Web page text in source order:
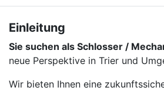
Einleitung
Sie suchen als Schlosser /
neue Perspektive in Trier und
Wir bieten Ihnen eine